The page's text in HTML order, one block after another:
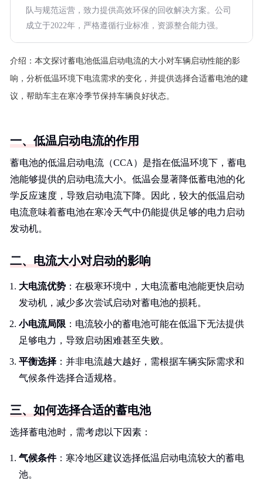
队与规范运营，致力提供高效环保的回收解决方案。公司
成立于2022年，严格遵循行业标准，资源整合能力强。
介绍： 本文探讨蓄电池低温启动电流的大小对车辆启动性能的影
响，分析低温环境下电流需求的变化，并提供选择合适蓄电池的建
议，帮助车主在寒冷季节保持车辆良好状态。
一、低温启动电流的作用
蓄电池的低温启动电流（CCA）是指在低温环境下，蓄电
池能够提供的启动电流大小。低温会显著降低蓄电池的化
学反应速度，导致启动电流下降。因此，较大的低温启动
电流意味着蓄电池在寒冷天气中仍能提供足够的电力启动
发动机。
二、电流大小对启动的影响
大电流优势 ：在极寒环境中，大电流蓄电池能更快启动
发动机，减少多次尝试启动对蓄电池的损耗。
小电流局限 ：电流较小的蓄电池可能在低温下无法提供
足够电力，导致启动困难甚至失败。
平衡选择 ：并非电流越大越好，需根据车辆实际需求和
气候条件选择合适规格。
三、如何选择合适的蓄电池
选择蓄电池时，需考虑以下因素：
气候条件：寒冷地区建议选择低温启动电流较大的蓄电
池。